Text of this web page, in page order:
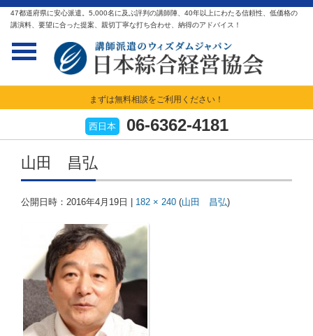
47都道府県に安心派遣。5,000名に及ぶ評判の講師陣、40年以上にわたる信頼性、低価格の
講演料、要望に合った提案、親切丁寧な打ち合わせ、納得のアドバイス！
まずは無料相談をご利用ください！
西日本 06-6362-4181
山田 昌弘
公開日時： 2016年4月19日 182 × 240 (山田 昌弘)